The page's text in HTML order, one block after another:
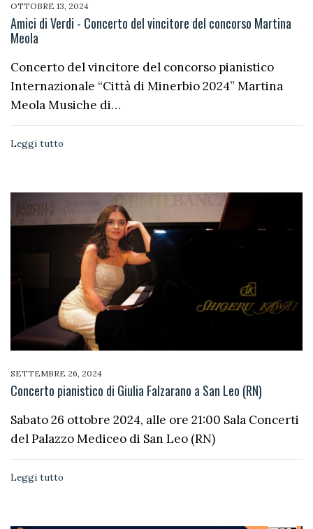
OTTOBRE 13, 2024
Amici di Verdi - Concerto del vincitore del concorso Martina
Meola
Concerto del vincitore del concorso pianistico
Internazionale “Città di Minerbio 2024” Martina
Meola Musiche di…
Leggi tutto
SETTEMBRE 26, 2024
Concerto pianistico di Giulia Falzarano a San Leo (RN)
Sabato 26 ottobre 2024, alle ore 21:00 Sala Concerti
del Palazzo Mediceo di San Leo (RN)
Leggi tutto